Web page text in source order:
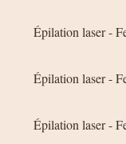
Épilation laser -
Épilation laser -
Épilation laser -